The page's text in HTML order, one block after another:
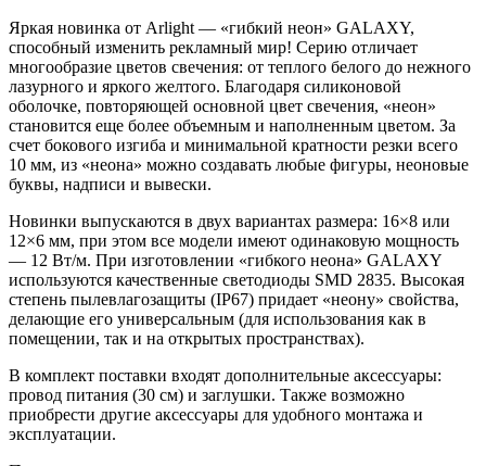
Яркая новинка от Arlight — «гибкий неон» GALAXY,
способный изменить рекламный мир! Серию отличает
многообразие цветов свечения: от теплого белого до нежного
лазурного и яркого желтого. Благодаря силиконовой
оболочке, повторяющей основной цвет свечения, «неон»
становится еще более объемным и наполненным цветом. За
счет бокового изгиба и минимальной кратности резки всего
10 мм, из «неона» можно создавать любые фигуры, неоновые
буквы, надписи и вывески.
Новинки выпускаются в двух вариантах размера: 16×8 или
12×6 мм, при этом все модели имеют одинаковую мощность
— 12 Вт/м. При изготовлении «гибкого неона» GALAXY
используются качественные светодиоды SMD 2835. Высокая
степень пылевлагозащиты (IP67) придает «неону» свойства,
делающие его универсальным (для использования как в
помещении, так и на открытых пространствах).
В комплект поставки входят дополнительные аксессуары:
провод питания (30 см) и заглушки. Также возможно
приобрести другие аксессуары для удобного монтажа и
эксплуатации.